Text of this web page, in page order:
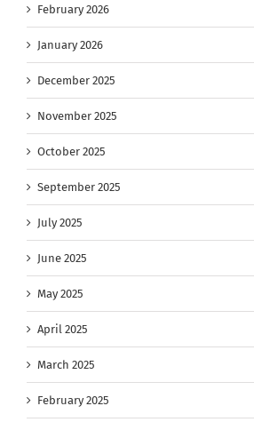
February 2026
January 2026
December 2025
November 2025
October 2025
September 2025
July 2025
June 2025
May 2025
April 2025
March 2025
February 2025